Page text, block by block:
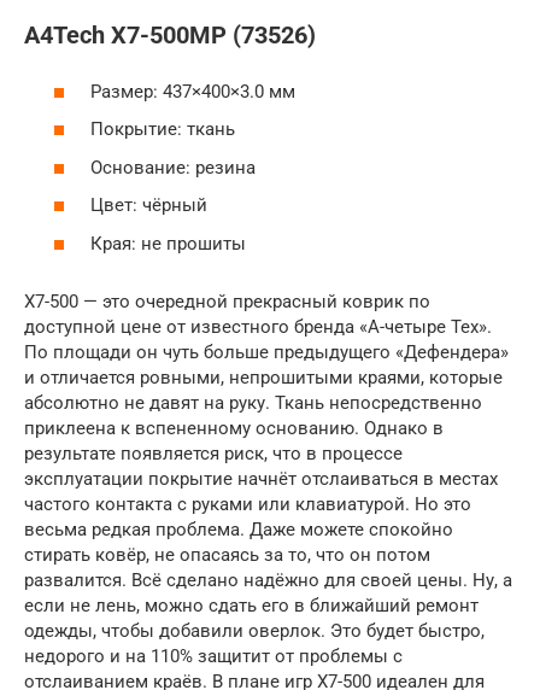
A4Tech X7-500MP (73526)
Размер: 437×400×3.0 мм
Покрытие: ткань
Основание: резина
Цвет: чёрный
Края: не прошиты
X7-500 — это очередной прекрасный коврик по
доступной цене от известного бренда «А-четыре Тех».
По площади он чуть больше предыдущего «Дефендера»
и отличается ровными, непрошитыми краями, которые
абсолютно не давят на руку. Ткань непосредственно
приклеена к вспененному основанию. Однако в
результате появляется риск, что в процессе
эксплуатации покрытие начнёт отслаиваться в местах
частого контакта с руками или клавиатурой. Но это
весьма редкая проблема. Даже можете спокойно
стирать ковёр, не опасаясь за то, что он потом
развалится. Всё сделано надёжно для своей цены. Ну, а
если не лень, можно сдать его в ближайший ремонт
одежды, чтобы добавили оверлок. Это будет быстро,
недорого и на 110% защитит от проблемы с
отслаиванием краёв. В плане игр X7-500 идеален для